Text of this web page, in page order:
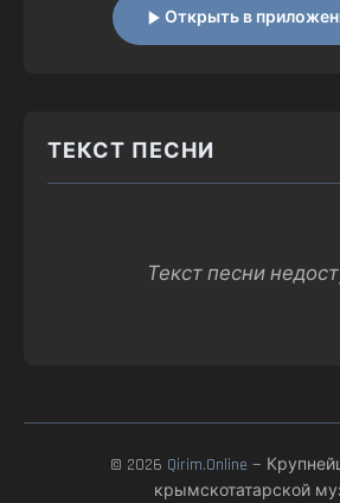
Открыть в
ТЕКСТ ПЕСНИ
Текст песни
© 2026 Qirim.Online —
крымскотатарской